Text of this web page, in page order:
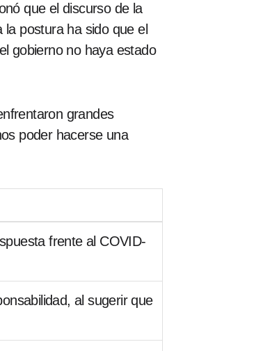
que el discurso de la
postura ha sido que el
gobierno no haya estado
grandes
poder hacerse una
frente al COVID-
al sugerir que